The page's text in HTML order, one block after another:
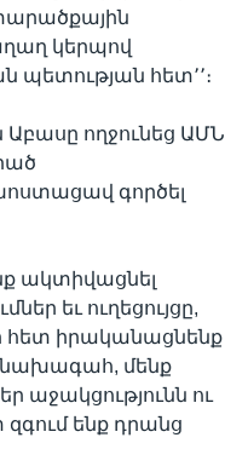
կերպով
պետության հետ՚՚։
ողջունեց ԱՄՆ
գործել
ակտիվացնել
եւ ուղեցույցը,
հետ իրականացնենք
մենք
աջակցությունն ու
զգում ենք դրանց